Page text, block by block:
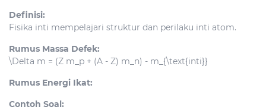
Definisi:
Fisika inti mempelajari struktur dan perilaku inti atom.
Rumus Massa Defek:
\Delta m = (Z m_p + (A - Z) m_n) - m_{\text{inti}}
Rumus Energi Ikat:
Contoh Soal: